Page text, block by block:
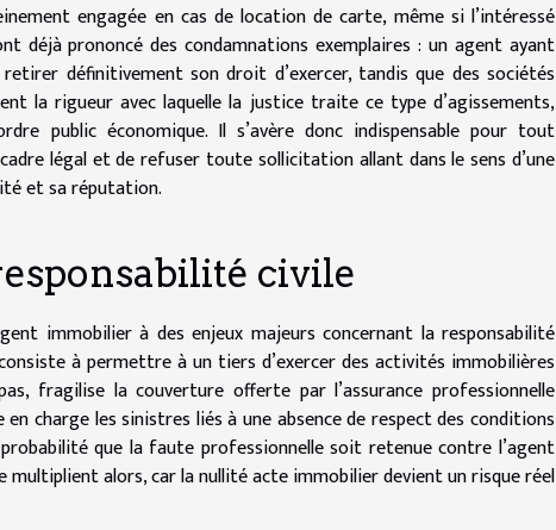
engagée en cas de location de carte, même si l’intéressé
déjà prononcé des condamnations exemplaires : un agent ayant
définitivement son droit d’exercer, tandis que des sociétés
la rigueur avec laquelle la justice traite ce type d’agissements,
public économique. Il s’avère donc indispensable pour tout
légal et de refuser toute sollicitation allant dans le sens d’une
et sa réputation.
civile
immobilier à des enjeux majeurs concernant la responsabilité
à permettre à un tiers d’exercer des activités immobilières
fragilise la couverture offerte par l’assurance professionnelle
charge les sinistres liés à une absence de respect des conditions
que la faute professionnelle soit retenue contre l’agent
alors, car la nullité acte immobilier devient un risque réel